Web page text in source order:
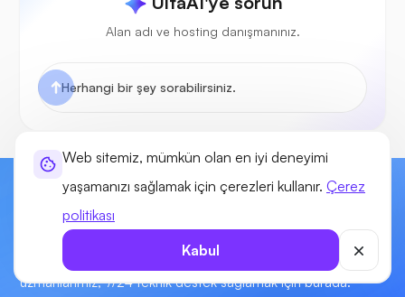
Web sitemiz, mümkün olan en iyi deneyimi
yaşamanızı sağlamak için çerezleri kullanır. Çerez
politikası
Kabul
Alan adı ve hosting danışmanınız.
Bugün Web Sitenizi Oluşturmaya Başlayın!
Web siteleriniz için güç, esneklik ve kontrolün tadını çıkarın,
birinci sınıf Web Hosting hizmetimizle. Sektör lideri
uzmanlarımız, 7/24 teknik destek sağlamak için burada.